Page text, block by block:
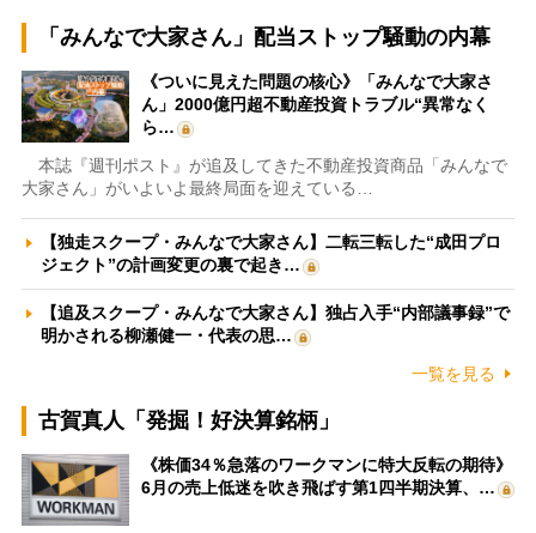
「みんなで大家さん」配当ストップ騒動の内幕
《ついに見えた問題の核心》「みんなで大家さ
ん」2000億円超不動産投資トラブル“異常なく
ら…
本誌『週刊ポスト』が追及してきた不動産投資商品「みんなで
大家さん」がいよいよ最終局面を迎えている…
【独走スクープ・みんなで大家さん】二転三転した“成田プロ
ジェクト”の計画変更の裏で起き…
【追及スクープ・みんなで大家さん】独占入手“内部議事録”で
明かされる柳瀬健一・代表の思…
一覧を見る
古賀真人「発掘！好決算銘柄」
《株価34％急落のワークマンに特大反転の期待》
6月の売上低迷を吹き飛ばす第1四半期決算、…